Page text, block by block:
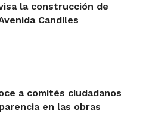
la construcción de
Candiles
a comités ciudadanos
en las obras